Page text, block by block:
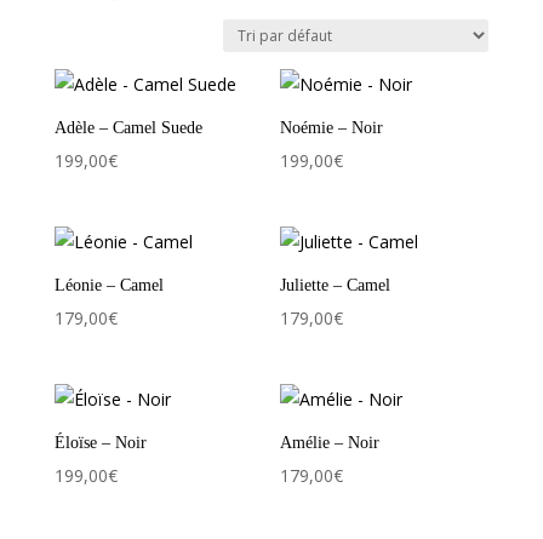
Adèle – Camel Suede
199,00€
Noémie – Noir
199,00€
Léonie – Camel
179,00€
Juliette – Camel
179,00€
Éloïse – Noir
199,00€
Amélie – Noir
179,00€